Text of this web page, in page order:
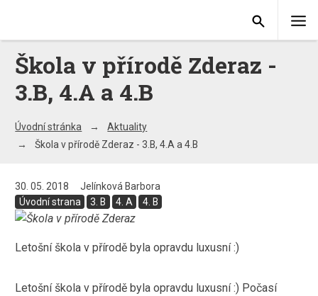
Škola v přírodě Zderaz -
3.B, 4.A a 4.B
Úvodní stránka
Aktuality
Škola v přírodě Zderaz - 3.B, 4.A a 4.B
30. 05. 2018
Jelínková Barbora
Úvodní strana
3. B 4. A 4. B
Letošní škola v přírodě byla opravdu luxusní :)
Letošní škola v přírodě byla opravdu luxusní :) Počasí